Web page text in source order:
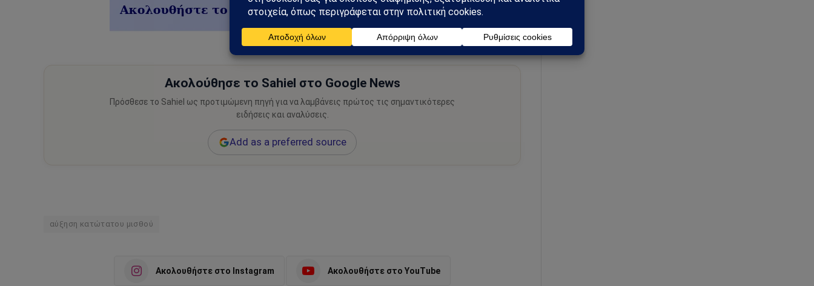
Ακολούθησε το Sahiel στο Google News
Πρόσθεσε το Sahiel ως προτιμώμενη πηγή για να λαμβάνεις πρώτος τις σημαντικότερες
ειδήσεις και αναλύσεις.
Add as a preferred source
αύξηση κατώτατου μισθού
Ακολουθήστε στο Instagram Ακολουθήστε στο YouTube